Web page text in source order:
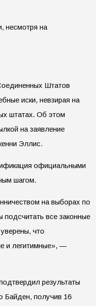
Штатов
иски, невзирая на
штатах. Об этом
на заявление
Эллис.
официальными
шагом.
на выборах по
подсчитать все законные
что
и легитимные», —
результаты
Байден, получив 16